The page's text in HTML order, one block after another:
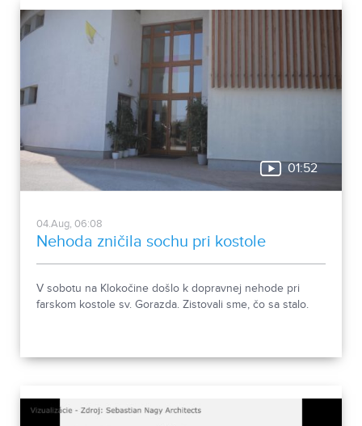
01:52
04.Aug, 06:08
Nehoda zničila sochu pri kostole
V sobotu na Klokočine došlo k dopravnej nehode pri
farskom kostole sv. Gorazda. Zistovali sme, čo sa stalo.